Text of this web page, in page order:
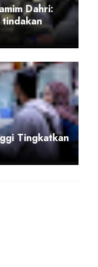
Dahri:
Tingkatkan